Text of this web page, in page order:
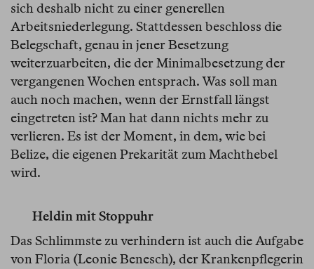
sich deshalb nicht zu einer generellen
Arbeitsniederlegung. Stattdessen beschloss die
Belegschaft, genau in jener Besetzung
weiterzuarbeiten, die der Minimalbesetzung der
vergangenen Wochen entsprach. Was soll man
auch noch machen, wenn der Ernstfall längst
eingetreten ist? Man hat dann nichts mehr zu
verlieren. Es ist der Moment, in dem, wie bei
Belize, die eigenen Prekarität zum Machthebel
wird.
Heldin mit Stoppuhr
Das Schlimmste zu verhindern ist auch die Aufgabe
von Floria (Leonie Benesch), der Krankenpflegerin